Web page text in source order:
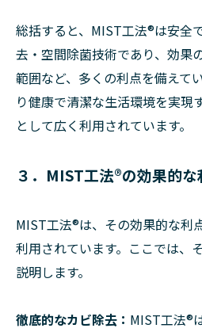
総括すると、MIST工法®は安全
去・空間除菌技術であり、効果
範囲など、多くの利点を備えて
り健康で清潔な生活環境を実現
として広く利用されています。
３．MIST工法®の効果的な
MIST工法®は、その効果的な利
利用されています。ここでは、
説明します。
徹底的なカビ除去： MIST工法®